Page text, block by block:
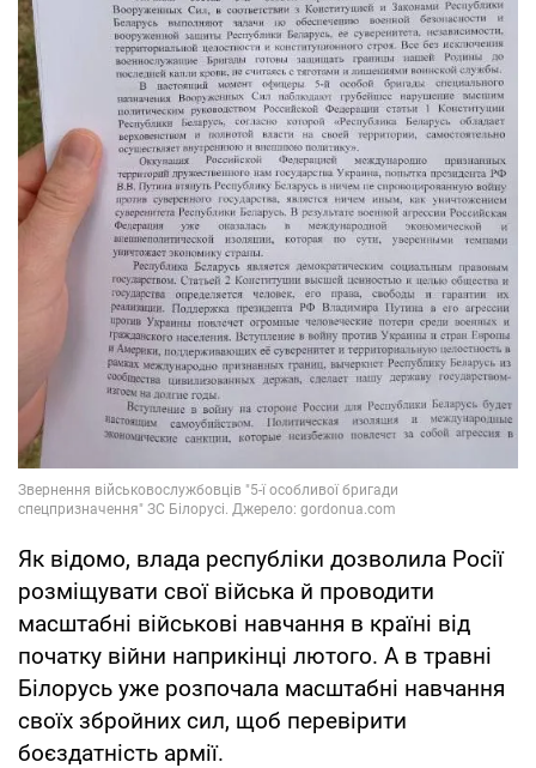
Як відомо, влада республіки дозволила Росії
розміщувати свої війська й проводити
масштабні військові навчання в країні від
початку війни наприкінці лютого. А в травні
Білорусь уже розпочала масштабні навчання
своїх збройних сил, щоб перевірити
боєздатність армії.